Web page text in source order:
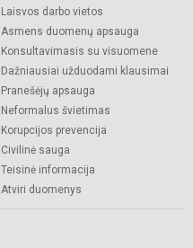
Laisvos darbo vietos
Asmens duomenų apsauga
Konsultavimasis su visuomene
Dažniausiai užduodami klausimai
Pranešėjų apsauga
Neformalus švietimas
Korupcijos prevencija
Civilinė sauga
Teisinė informacija
Atviri duomenys